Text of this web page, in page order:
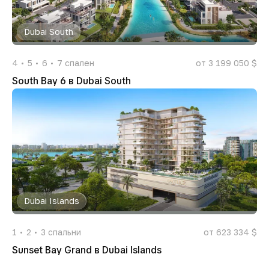
Dubai South
4 5 6 7 спален от 3 199 050 $
South Bay 6 в Dubai South
Dubai Islands
1 2 3 спальни от 623 334 $
Sunset Bay Grand в Dubai Islands